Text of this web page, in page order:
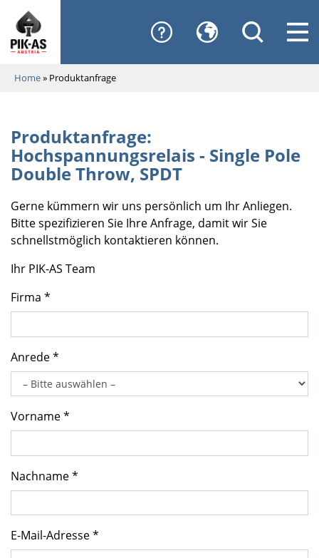
Home» Produktanfrage
Produktanfrage:
Hochspannungsrelais - Single Pole
Double Throw, SPDT
Gerne kümmern wir uns persönlich um Ihr Anliegen.
Bitte spezifizieren Sie Ihre Anfrage, damit wir Sie
schnellstmöglich kontaktieren können.
Ihr PIK-AS Team
Firma *
Anrede *
Vorname *
Nachname *
E-Mail-Adresse *